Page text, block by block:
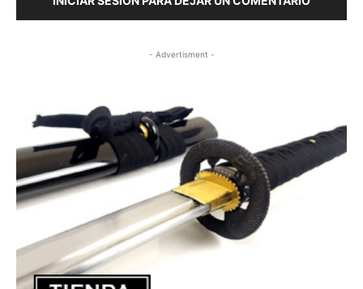
- Advertisment -